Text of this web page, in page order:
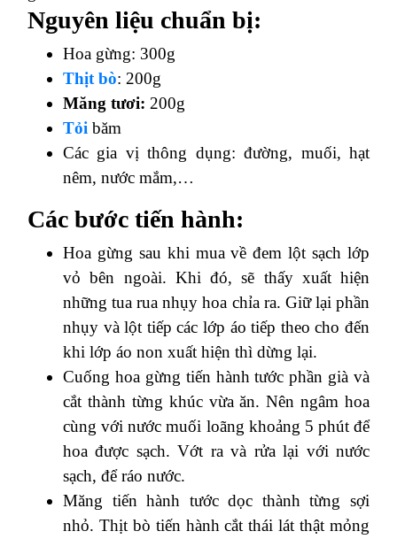
Nguyên liệu chuẩn bị:
Hoa gừng: 300g
Thịt bò: 200g
Măng tươi: 200g
Tỏi băm
Các gia vị thông dụng: đường, muối, hạt
nêm, nước mắm,…
Các bước tiến hành:
Hoa gừng sau khi mua về đem lột sạch lớp
vỏ bên ngoài. Khi đó, sẽ thấy xuất hiện
những tua rua nhụy hoa chỉa ra. Giữ lại phần
nhụy và lột tiếp các lớp áo tiếp theo cho đến
khi lớp áo non xuất hiện thì dừng lại.
Cuống hoa gừng tiến hành tước phần già và
cắt thành từng khúc vừa ăn. Nên ngâm hoa
cùng với nước muối loãng khoảng 5 phút để
hoa được sạch. Vớt ra và rửa lại với nước
sạch, để ráo nước.
Măng tiến hành tước dọc thành từng sợi
nhỏ. Thịt bò tiến hành cắt thái lát thật mỏng